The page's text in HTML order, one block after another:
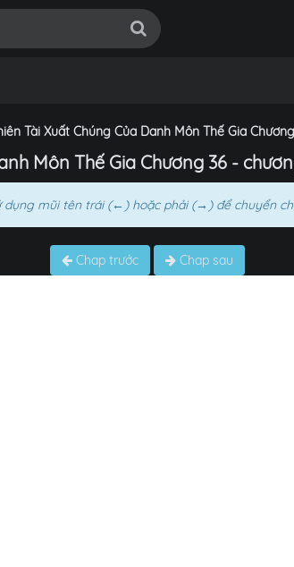
Tài Xuất Chúng Của Danh Môn Thế Gia
Môn Thế Gia Chương 36 -
dụng mũi tên trái (←) hoặc phải (→) để chuyển
Chap trước Chap sau